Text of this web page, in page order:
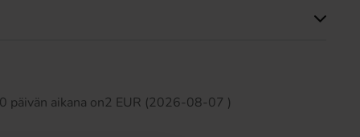
päivän aikana on2 EUR (2026-08-07 )